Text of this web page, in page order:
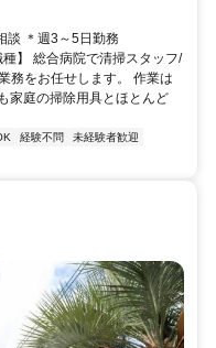
談 ＊週3～5日勤務
種】 総合病院で清掃スタッフ/
務をお任せします。 作業は
家庭の掃除用具とほとんど
経験不問
未経験者歓迎